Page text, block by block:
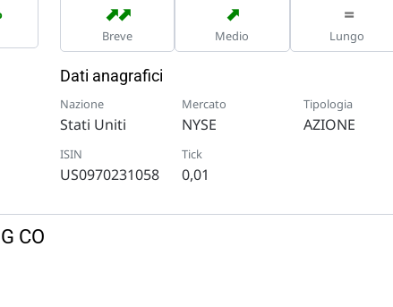
➡
➡
Breve
➡
Medio
=
Lungo
Dati anagrafici
Nazione
Stati Uniti
Mercato
NYSE
Tipologia
AZIONE
ISIN
US0970231058
Tick
0,01
CO